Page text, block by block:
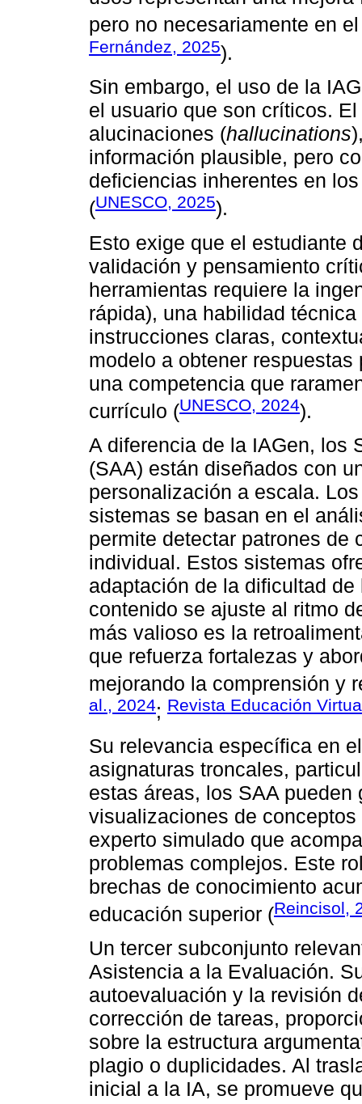
pero no necesariamente en
Fernández, 2025).
Sin embargo, el uso de la
el usuario que son críticos.
alucinaciones (hallucinations
información plausible, pero
deficiencias inherentes en
(UNESCO, 2025).
Esto exige que el estudiante
validación y pensamiento
herramientas requiere la
rápida), una habilidad
instrucciones claras,
modelo a obtener
una competencia que
currículo (UNESCO, 2024).
A diferencia de la IAGen, los
(SAA) están diseñados con
personalización a escala.
sistemas se basan en el
permite detectar patrones de
individual. Estos sistemas
adaptación de la dificultad
contenido se ajuste al ritmo
más valioso es la
que refuerza fortalezas y
mejorando la comprensión y
al., 2024; Revista Educación
Su relevancia específica en
asignaturas troncales,
estas áreas, los SAA
visualizaciones de
experto simulado que
problemas complejos. Este
brechas de conocimiento
educación superior (Reincisol,
Un tercer subconjunto
Asistencia a la Evaluación.
autoevaluación y la revisión
corrección de tareas,
sobre la estructura
plagio o duplicidades. Al
inicial a la IA, se promueve